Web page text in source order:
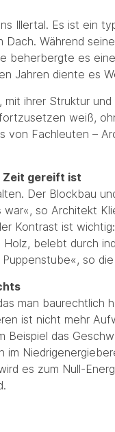
Illertal. Es ist ein
Dach. Während
beherbergte es
Jahren diente es
ihrer Struktur
weiß,
von Fachleuten –
Zeit gereift ist
Der Blockbau
so Architekt
Kontrast ist
belebt durch
so die
man baurechtlich
ist nicht mehr
Beispiel das
es zum Null-